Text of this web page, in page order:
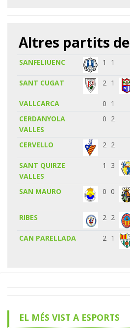
Altres partits
SANFELIUENC 1 1
SANT CUGAT 2 1
VALLCARCA 0 1
CERDANYOLA
VALLES
0 2
CERVELLO
2 2
SANT QUIRZE
VALLES
1 3
SAN MAURO 0 0
RIBES
2 2
CAN PARELLADA 2 1
EL MÉS VIST A ESPORTS